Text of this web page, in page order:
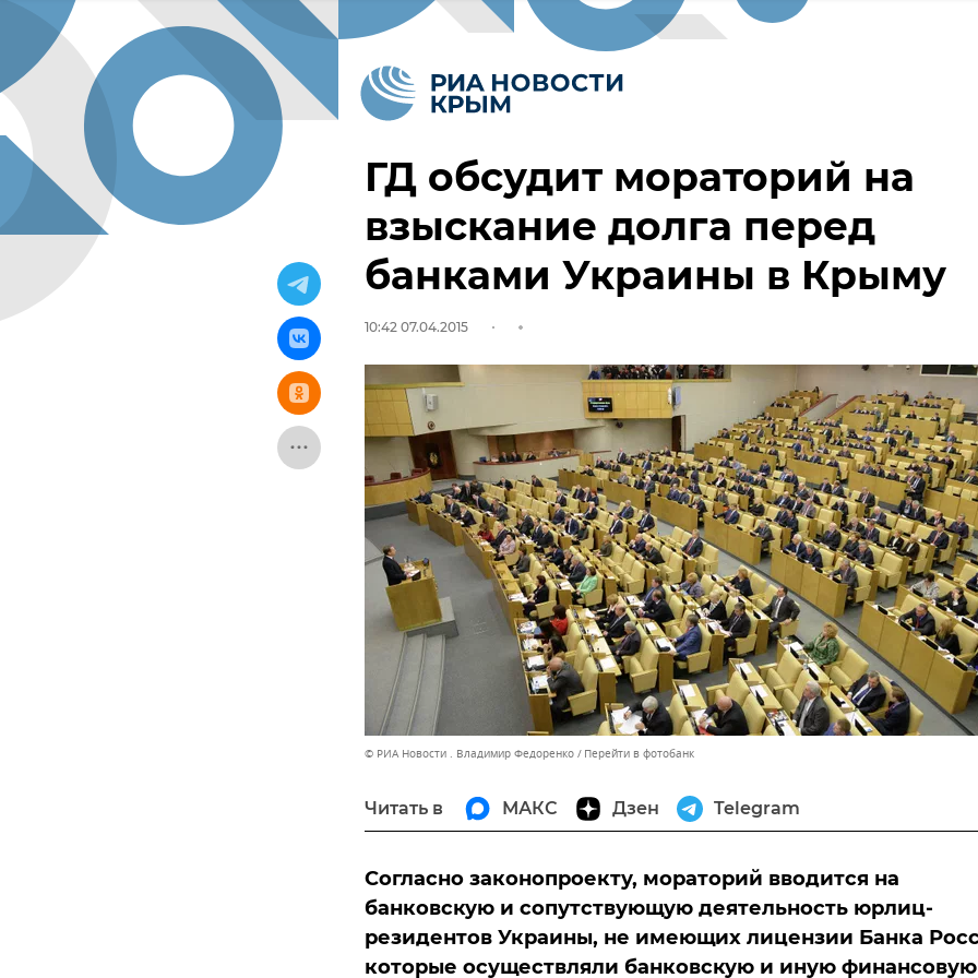
ГД обсудит мораторий на
взыскание долга перед
банками Украины в Крыму
10:42 07.04.2015
© РИА Новости . Владимир Федоренко Перейти в фотобанк
Читать в МАКС Дзен Telegram
Согласно законопроекту, мораторий вводится на
банковскую и сопутствующую деятельность юрлиц-
резидентов Украины, не имеющих лицензии Банка
которые осуществляли банковскую и иную финансовую